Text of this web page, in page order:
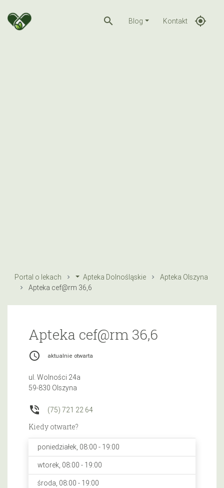
search Blog Kontakt gps_fixed
Portal o lekach Apteka Dolnośląskie
Apteka Olszyna
Apteka cef@rm 36,6
Apteka cef@rm 36,6
access_time aktualnie otwarta
ul. Wolności 24a
59-830 Olszyna
phone_in_talk (75) 721 22 64
Kiedy otwarte?
poniedziałek, 08:00 - 19:00
wtorek, 08:00 - 19:00
środa, 08:00 - 19:00